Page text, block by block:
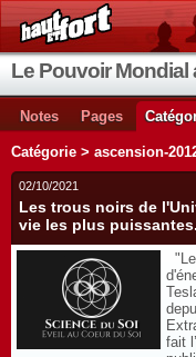
Le Pouvoir Mondial
Notes Pages
Catégorie > ascension-
02/10/2021
Les trous noirs de
vie les plus
fait